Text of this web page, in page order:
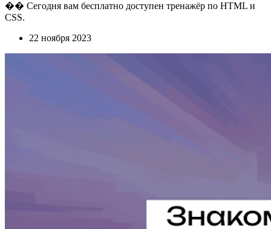
�� Сегодня вам бесплатно доступен тренажёр по HTML и
CSS.
22 ноября 2023